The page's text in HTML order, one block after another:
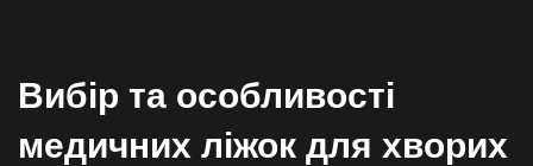
Вибір та особливості
медичних ліжок для хворих